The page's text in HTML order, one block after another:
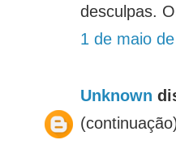
desculpas.
1 de maio
Unknown